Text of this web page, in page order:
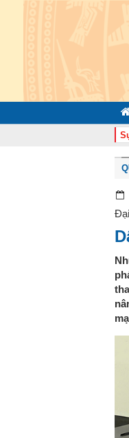
372 tổ chức tập huấn cán